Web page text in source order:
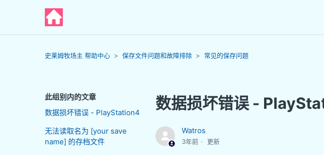
史莱姆牧场主 帮助中心 保存文件问题和故障排除 常见的保存问题
此组别内的文章
数据损坏错误 - PlayStation4
无法读取名为 [your save
name] 的存档文件
数据损坏错误 -
Watros
3年前 更新